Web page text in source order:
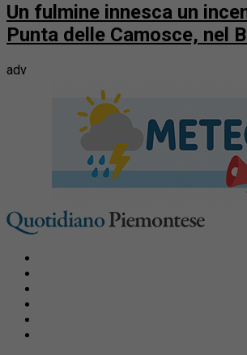
Un fulmine innesca un
Punta delle Camosce, nel
adv